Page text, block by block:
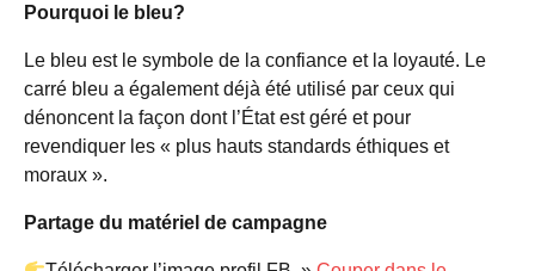
Pourquoi le bleu?
Le bleu est le symbole de la confiance et la loyauté. Le
carré bleu a également déjà été utilisé par ceux qui
dénoncent la façon dont l’État est géré et pour
revendiquer les « plus hauts standards éthiques et
moraux ».
Partage du matériel de campagne